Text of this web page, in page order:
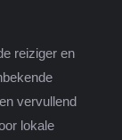
reiziger en
vervullend
lokale